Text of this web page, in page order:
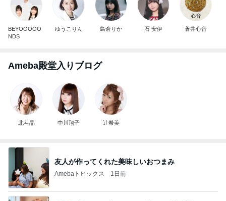
BEYOOOOO
NDS
ゆうこりん 島倉りか 石 安伊 蒼井心音
Ameba殿堂入りブログ
北斗晶 中川翔子 辻希美
友人が作ってくれた美味しいおつまみ
Amebaトピックス 1日前